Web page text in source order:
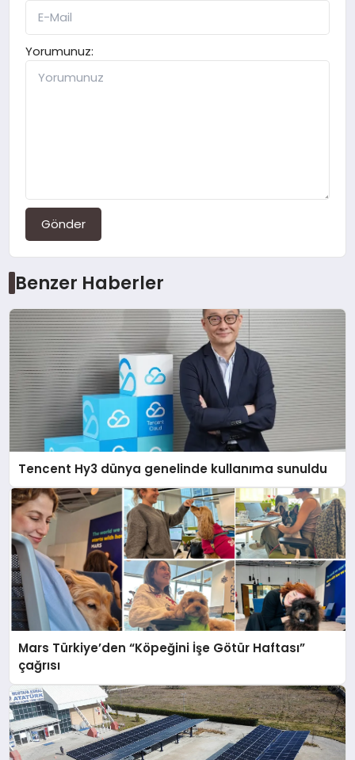
Yorumunuz:
Gönder
Benzer Haberler
Tencent Hy3 dünya genelinde kullanıma sunuldu
Mars Türkiye’den “Köpeğini İşe Götür Haftası”
çağrısı